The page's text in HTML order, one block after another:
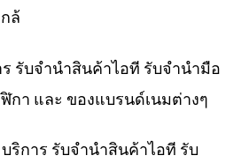
ล้
รับจำนำสินค้าไอที รับจำนำมือ
กา และ ของแบรนด์เนมต่างๆ
ริการ รับจำนำสินค้าไอที รับ